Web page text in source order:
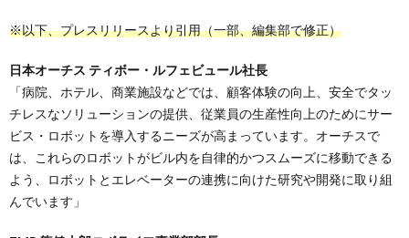
※以下、プレスリリースより引用（一部、編集部で修正）
日本オーチス ティボー・ルフェビュール社長
「病院、ホテル、商業施設などでは、顧客体験の向上、安全でタッ
チレスなソリューションの提供、従業員の生産性向上のためにサー
ビス・ロボットを導入するニーズが高まっています。オーチスで
は、これらのロボットがビル内を自律的かつスムーズに移動できる
よう、ロボットとエレベーターの連携に向けた研究や開発に取り組
んでいます」